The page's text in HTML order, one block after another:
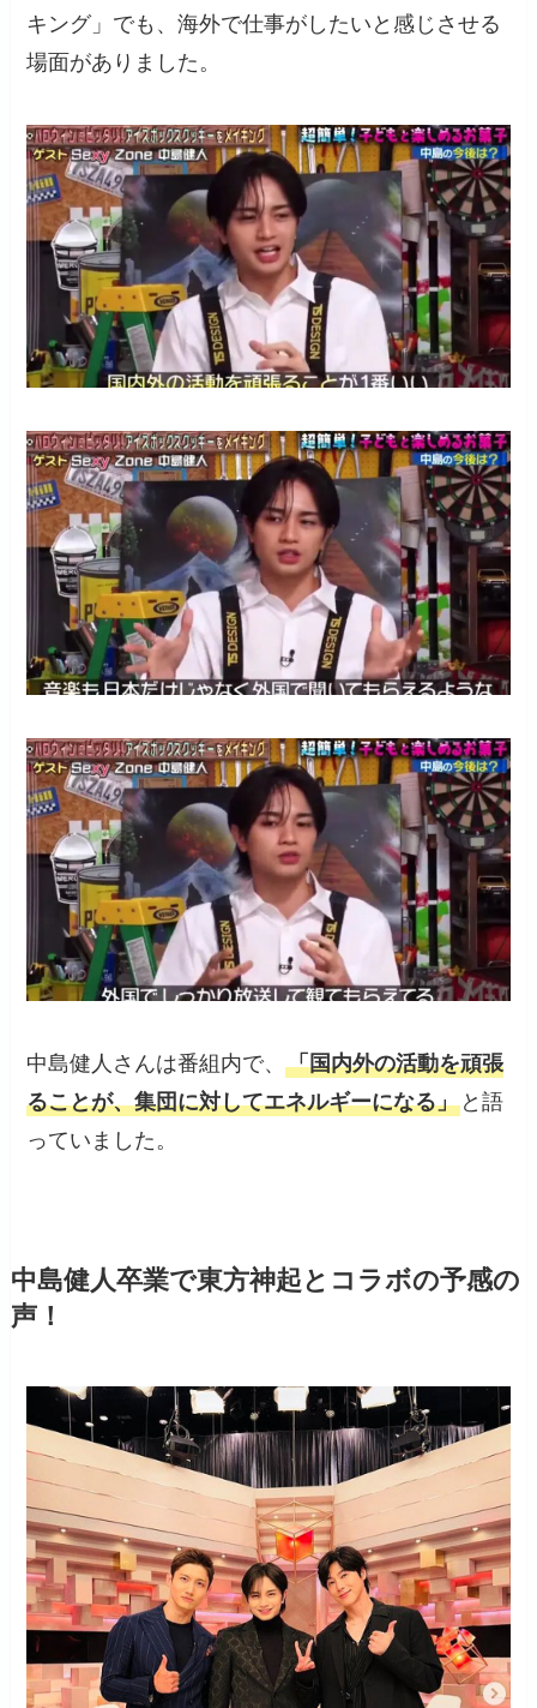
キング」でも、海外で仕事がしたいと感じさせる
場面がありました。
中島健人さんは番組内で、「国内外の活動を頑張
ることが、集団に対してエネルギーになる」 と語
っていました。
中島健人卒業で東方神起とコラボの予感の
声！